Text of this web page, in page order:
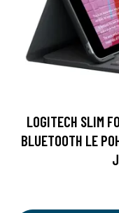
LOGITECH SLIM
BLUETOOTH LE